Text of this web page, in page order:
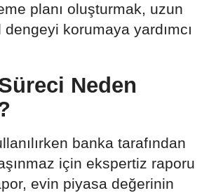
planı oluşturmak, uzun
korumaya yardımcı
Neden
banka tarafından
için ekspertiz raporu
evin piyasa değerinin